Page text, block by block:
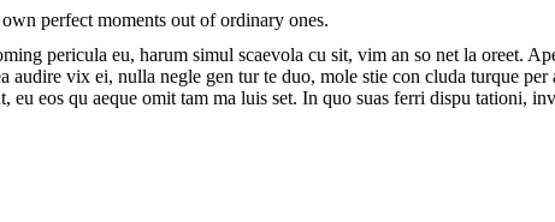
perfect moments out of ordinary ones.
pericula eu, harum simul scaevola cu sit, vim an so net la oreet.
audire vix ei, nulla negle gen tur te duo, mole stie con cluda turque
eos qu aeque omit tam ma luis set. In quo suas ferri dispu tationi,